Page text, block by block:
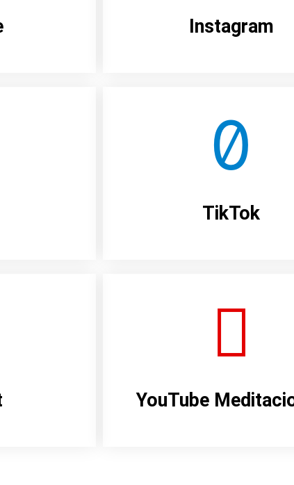
Instagram
TikTok
YouTube